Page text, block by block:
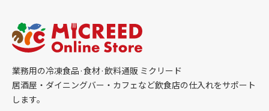
業務用の冷凍食品·食材·飲料通販 ミクリード
居酒屋・ダイニングバー・カフェなど飲食店の仕入れをサポート
します。